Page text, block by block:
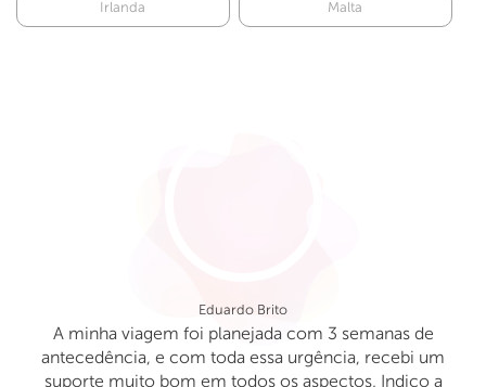
Irlanda Malta
Eduardo Brito
A minha viagem foi planejada com 3 semanas de
antecedência, e com toda essa urgência, recebi um
suporte muito bom em todos os aspectos. Indico a